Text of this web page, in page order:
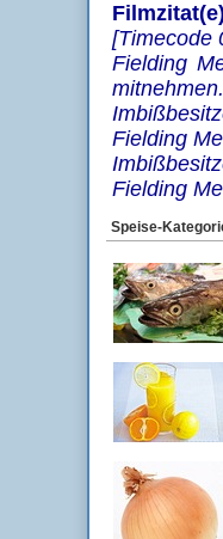
[Timecode
Fielding
Fielding
Fielding
Speise-